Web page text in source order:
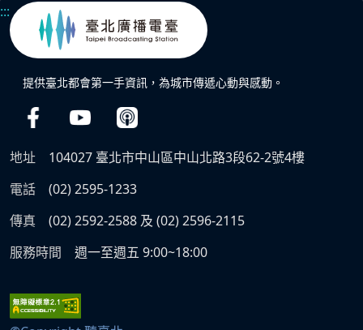
:::
提供臺北都會第一手資訊，為城市傳遞心動與感動。
地址
104027 臺北市中山區中山北路3段62-2號4樓
電話
(02) 2595-1233
傳真
(02) 2592-2588 及 (02) 2596-2115
服務時間
週一至週五 9:00~18:00